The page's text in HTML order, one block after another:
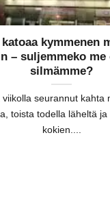
kymmenen
– suljemmeko
silmämme?
viikolla seurannut kahta
toista todella läheltä
kokien....